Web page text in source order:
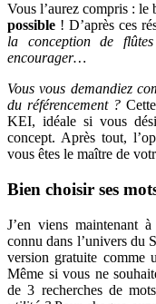
Vous l’aurez compris : le
possible ! D’après ces
la conception de
encourager…
Vous vous demandiez
du référencement ?Cette
KEI, idéale si vous
concept. Après tout,
vous êtes le maître de
Bien choisir ses
J’en viens maintenant
connu dans l’univers du
version gratuite comme
Même si vous ne
de 3 recherches de